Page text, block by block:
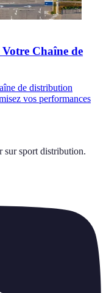
Chaîne de
de distribution
vos performances
sur sport distribution.